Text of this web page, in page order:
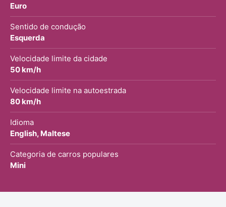
Euro
Sentido de condução
Esquerda
Velocidade limite da cidade
50 km/h
Velocidade limite na autoestrada
80 km/h
Idioma
English, Maltese
Categoria de carros populares
Mini